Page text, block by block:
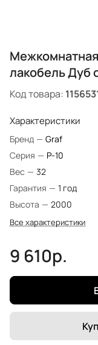
лакобель Дуб
Код товара:
Характеристики
Бренд — Graf
Серия — P-10
Вес — 32
Гарантия — 1 год
Высота — 2000
Все характеристики
9 610р.